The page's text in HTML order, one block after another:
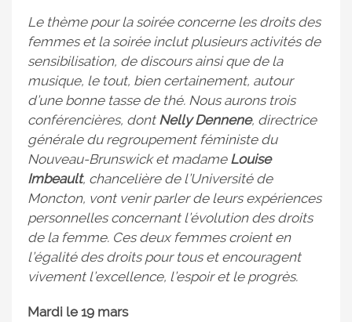
Le thème pour la soirée concerne les droits des
femmes et la soirée inclut plusieurs activités de
sensibilisation, de discours ainsi que de la
musique, le tout, bien certainement, autour
d’une bonne tasse de thé. Nous aurons trois
conférencières, dont Nelly Dennene, directrice
générale du regroupement féministe du
Nouveau-Brunswick et madame Louise
Imbeault, chancelière de l’Université de
Moncton, vont venir parler de leurs expériences
personnelles concernant l’évolution des droits
de la femme. Ces deux femmes croient en
l’égalité des droits pour tous et encouragent
vivement l’excellence, l’espoir et le progrès.
Mardi le 19 mars